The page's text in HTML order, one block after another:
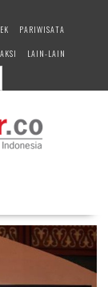
PARIWISATA
LAIN-LAIN